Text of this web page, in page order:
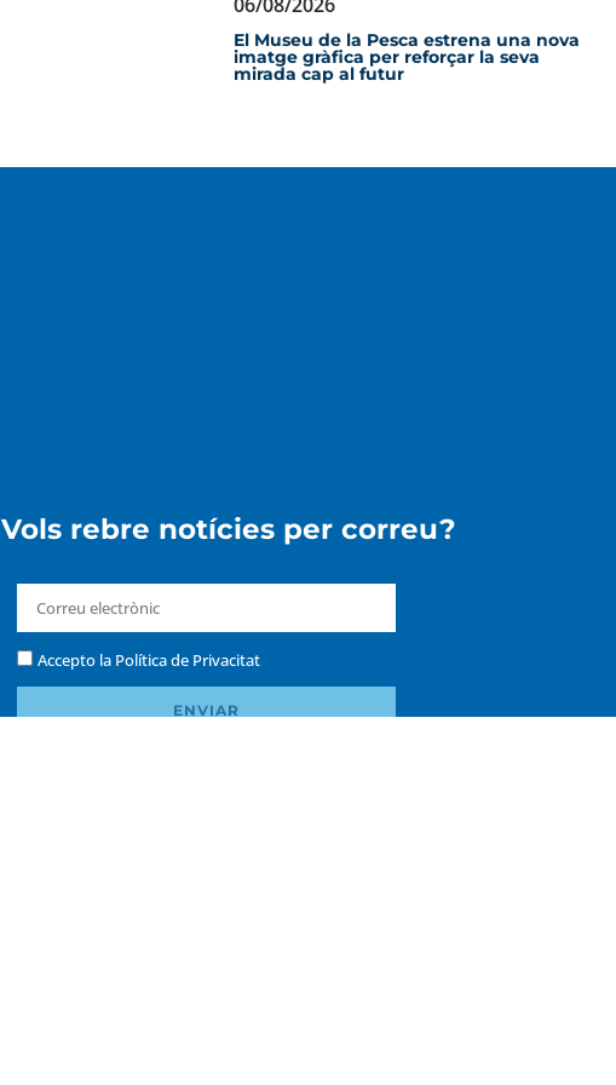
El Museu de la Pesca estrena una nova
imatge gràfica per reforçar la seva
mirada cap al futur
Vols rebre notícies per correu?
Accepto la Política de Privacitat
ENVIAR